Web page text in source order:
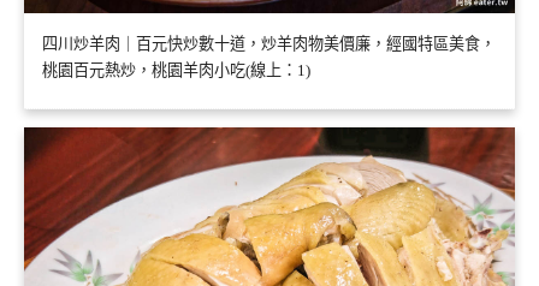
四川炒羊肉｜百元快炒數十道，炒羊肉物美價廉，經國特區美食，
桃園百元熱炒，桃園羊肉小吃(線上：1)